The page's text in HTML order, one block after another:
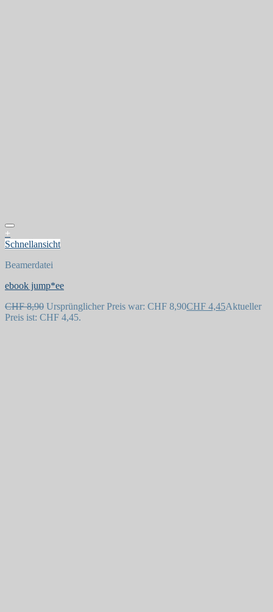
Auf die Wunschliste
+
Schnellansicht
Beamerdatei
ebook jump*ee
CHF8,90 Ursprünglicher Preis war: CHF 8,90CHF 4,45Aktueller
Preis ist: CHF 4,45.